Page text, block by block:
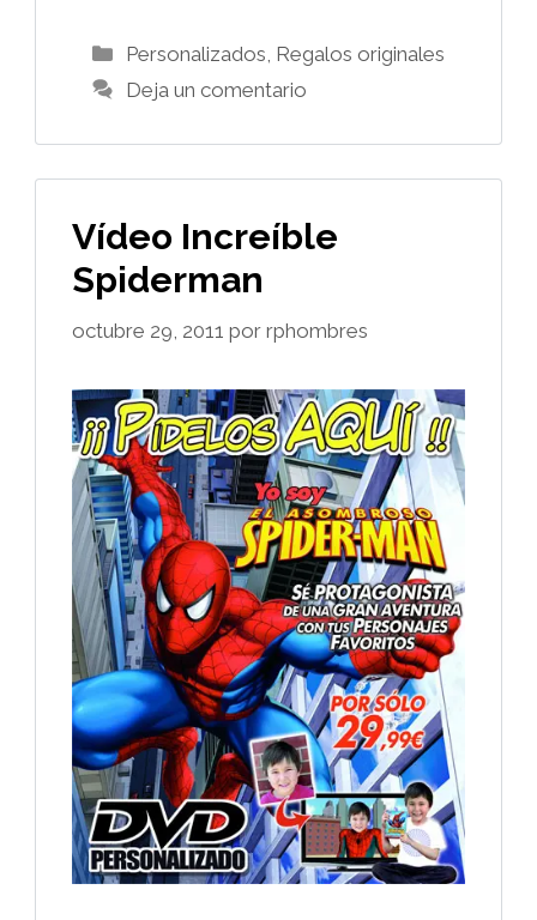
Categorías
Personalizados, Regalos originales
Deja un comentario
Vídeo Increíble
Spiderman
octubre 29, 2011 por rphombres